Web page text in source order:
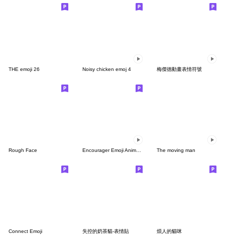
THE emoji 26 Noisy chicken emoj 4 梅傑德動畫表情符號
Rough Face The moving man
Connect Emoji 失控的奶茶貓-表情貼 煩人的貓咪